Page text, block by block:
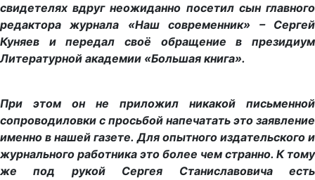
свидетелях вдруг неожиданно посетил сын главного
редактора журнала «Наш современник» – Сергей
Куняев и передал своё обращение в президиум
Литературной академии «Большая книга».
При этом он не приложил никакой письменной
сопроводиловки с просьбой напечатать это заявление
именно в нашей газете. Для опытного издательского и
журнального работника это более чем странно. К тому
же под рукой Сергея Станиславовича есть